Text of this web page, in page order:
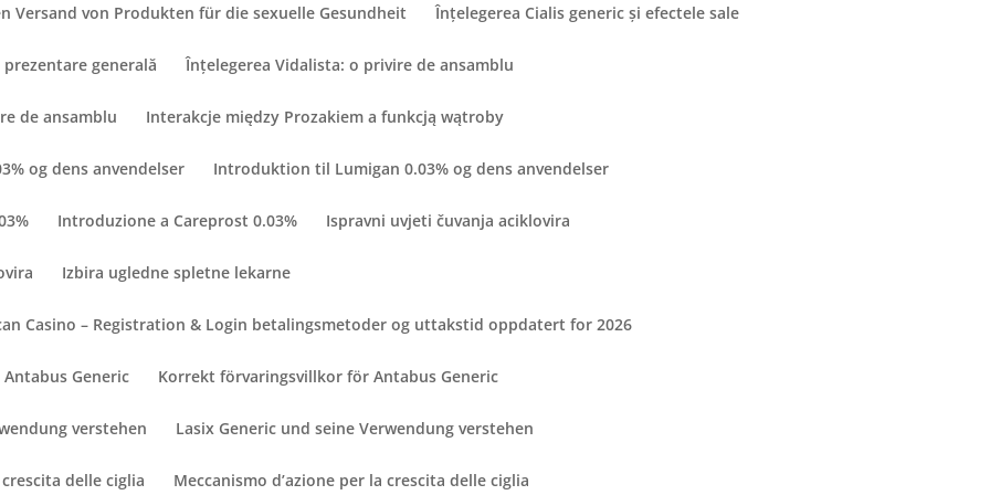
Versand von Produkten für die sexuelle Gesundheit Înțelegerea Cialis generic și efectele sale
generală Înțelegerea Vidalista: o privire de ansamblu
de ansamblu Interakcje między Prozakiem a funkcją wątroby
og dens anvendelser Introduktion til Lumigan 0.03% og dens anvendelser
Introduzione a Careprost 0.03% Ispravni uvjeti čuvanja aciklovira
Izbira ugledne spletne lekarne
Casino – Registration & Login betalingsmetoder og uttakstid oppdatert for 2026
Generic Korrekt förvaringsvillkor för Antabus Generic
verstehen Lasix Generic und seine Verwendung verstehen
delle ciglia Meccanismo d’azione per la crescita delle ciglia